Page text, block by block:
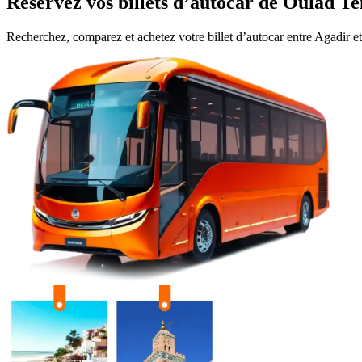
Recherchez, comparez et achetez votre billet d’autocar entre Agadir